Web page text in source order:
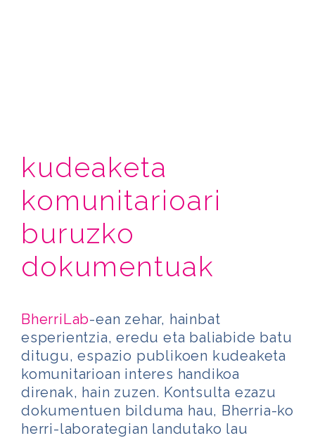
kudeaketa
komunitarioari
buruzko
dokumentuak
BherriLab-ean zehar, hainbat
esperientzia, eredu eta baliabide batu
ditugu, espazio publikoen kudeaketa
komunitarioan interes handikoa
direnak, hain zuzen. Kontsulta ezazu
dokumentuen bilduma hau, Bherria-ko
herri-laborategian landutako lau